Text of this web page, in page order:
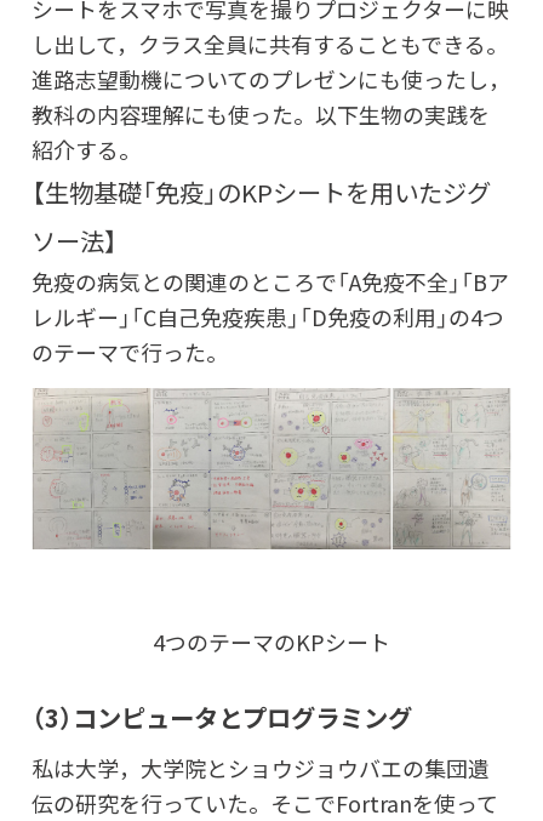
シートをスマホで写真を撮りプロジェクターに映
し出して，クラス全員に共有することもできる。
進路志望動機についてのプレゼンにも使ったし，
教科の内容理解にも使った。以下生物の実践を
紹介する。
【生物基礎「免疫」のKPシートを用いたジグ
ソー法】
免疫の病気との関連のところで「A免疫不全」「Bア
レルギー」「C自己免疫疾患」「D免疫の利用」の4つ
のテーマで行った。
4つのテーマのKPシート
（3）コンピュータとプログラミング
私は大学，大学院とショウジョウバエの集団遺
伝の研究を行っていた。そこでFortranを使って